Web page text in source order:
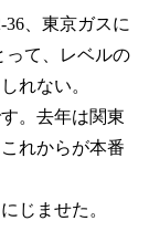
、東京ガスに
って、レベルの
れない。
。去年は関東
れからが本番
じませた。